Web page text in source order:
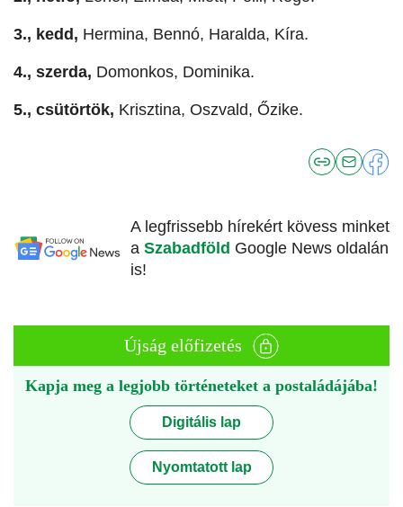
3., kedd, Hermina, Bennó, Haralda, Kíra.
4., szerda, Domonkos, Dominika.
5., csütörtök, Krisztina, Oszvald, Őzike.
A legfrissebb hírekért kövess minket
a Szabadföld Google News oldalán
is!
Újság előfizetés
Kapja meg a legjobb történeteket a postaládájába!
Digitális lap
Nyomtatott lap